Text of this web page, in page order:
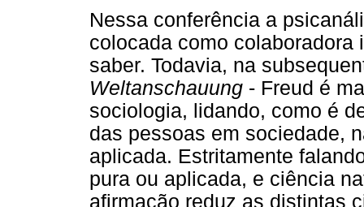
Nessa conferência a
colocada como
saber. Todavia, na
Weltanschauung - Freud é
sociologia, lidando, como é
das pessoas em sociedade,
aplicada. Estritamente
pura ou aplicada, e ciência
afirmação reduz as distintas